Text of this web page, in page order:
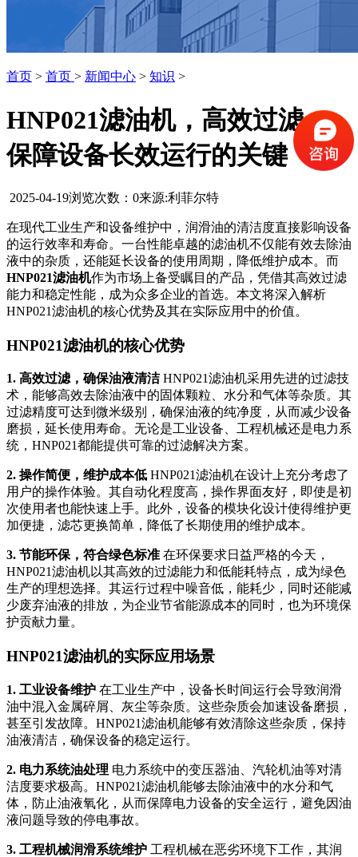
首页 > 首页 > 新闻中心 > 知识 >
HNP021滤油机，高效过滤，
保障设备长效运行的关键
2025-04-19浏览次数： 0来源:利菲尔特
在现代工业生产和设备维护中，润滑油的清洁度直接影响设备
的运行效率和寿命。一台性能卓越的滤油机不仅能有效去除油
液中的杂质，还能延长设备的使用周期，降低维护成本。而
HNP021滤油机作为市场上备受瞩目的产品，凭借其高效过滤
能力和稳定性能，成为众多企业的首选。本文将深入解析
HNP021滤油机的核心优势及其在实际应用中的价值。
HNP021滤油机的核心优势
1. 高效过滤，确保油液清洁HNP021滤油机采用先进的过滤技
术，能够高效去除油液中的固体颗粒、水分和气体等杂质。其
过滤精度可达到微米级别，确保油液的纯净度，从而减少设备
磨损，延长使用寿命。无论是工业设备、工程机械还是电力系
统，HNP021都能提供可靠的过滤解决方案。
2. 操作简便，维护成本低 HNP021滤油机在设计上充分考虑了
用户的操作体验。其自动化程度高，操作界面友好，即使是初
次使用者也能快速上手。此外，设备的模块化设计使得维护更
加便捷，滤芯更换简单，降低了长期使用的维护成本。
3. 节能环保，符合绿色标准 在环保要求日益严格的今天，
HNP021滤油机以其高效的过滤能力和低能耗特点，成为绿色
生产的理想选择。其运行过程中噪音低，能耗少，同时还能减
少废弃油液的排放，为企业节省能源成本的同时，也为环境保
护贡献力量。
HNP021滤油机的实际应用场景
1. 工业设备维护 在工业生产中，设备长时间运行会导致润滑
油中混入金属碎屑、灰尘等杂质。这些杂质会加速设备磨损，
甚至引发故障。HNP021滤油机能够有效清除这些杂质，保持
油液清洁，确保设备的稳定运行。
2. 电力系统油处理 电力系统中的变压器油、汽轮机油等对清
洁度要求极高。HNP021滤油机能够去除油液中的水分和气
体，防止油液氧化，从而保障电力设备的安全运行，避免因油
液问题导致的停电事故。
3. 工程机械润滑系统维护 工程机械在恶劣环境下工作，其润